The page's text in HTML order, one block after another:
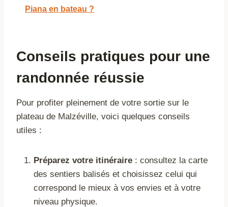
Piana en bateau ?
Conseils pratiques pour une
randonnée réussie
Pour profiter pleinement de votre sortie sur le
plateau de Malzéville, voici quelques conseils
utiles :
Préparez votre itinéraire : consultez la carte
des sentiers balisés et choisissez celui qui
correspond le mieux à vos envies et à votre
niveau physique.